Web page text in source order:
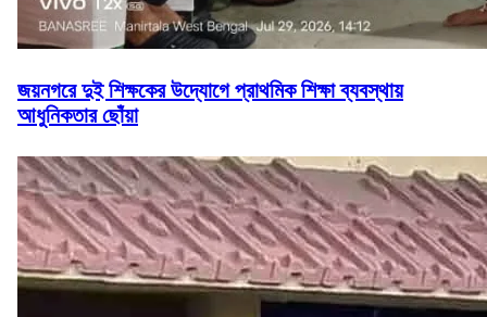
জয়নগরে দুই শিক্ষকের উদ্যোগে প্রাথমিক শিক্ষা ব্যবস্থায়
আধুনিকতার ছোঁয়া